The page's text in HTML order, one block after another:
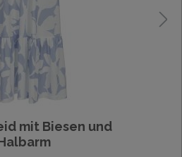
mit Biesen und